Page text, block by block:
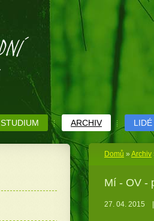
STUDIUM ARCHIV LIDÉ
Domů » Archiv
Mí - OV -
27. 04. 2015